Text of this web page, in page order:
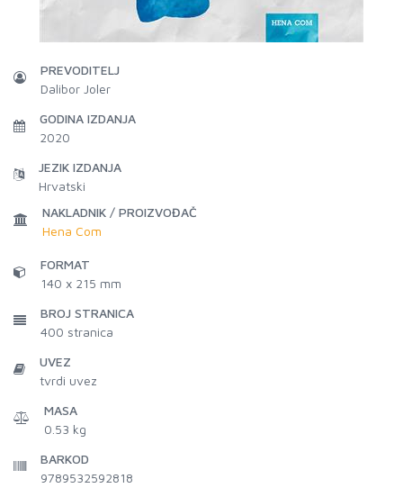
PREVODITELJ
Dalibor Joler
GODINA IZDANJA
2020
JEZIK IZDANJA
Hrvatski
NAKLADNIK / PROIZVOĐAČ
Hena Com
FORMAT
140 x 215 mm
BROJ STRANICA
400 stranica
UVEZ
tvrdi uvez
MASA
0.53 kg
BARKOD
9789532592818